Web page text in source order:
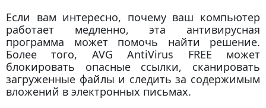
Если вам интересно, почему ваш компьютер
работает медленно, эта антивирусная
программа может помочь найти решение.
Более того, AVG AntiVirus FREE может
блокировать опасные ссылки, сканировать
загруженные файлы и следить за содержимым
вложений в электронных письмах.